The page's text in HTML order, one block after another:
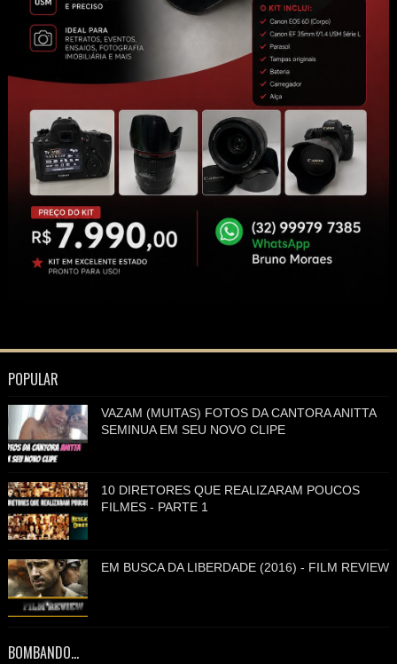
POPULAR
VAZAM (MUITAS) FOTOS DA CANTORA ANITTA
SEMINUA EM SEU NOVO CLIPE
10 DIRETORES QUE REALIZARAM POUCOS
FILMES - PARTE 1
EM BUSCA DA LIBERDADE (2016) - FILM REVIEW
BOMBANDO...